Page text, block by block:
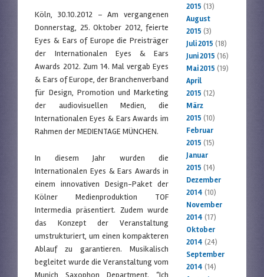
Köln, 30.10.2012 – Am vergangenen
Donnerstag, 25. Oktober 2012, feierte
Eyes & Ears of Europe die Preisträger
der Internationalen Eyes & Ears
Awards 2012. Zum 14. Mal vergab Eyes
& Ears of Europe, der Branchenverband
für Design, Promotion und Marketing
der audiovisuellen Medien, die
Internationalen Eyes & Ears Awards im
Rahmen der MEDIENTAGE MÜNCHEN.
In diesem Jahr wurden die
Internationalen Eyes & Ears Awards in
einem innovativen Design-Paket der
Kölner Medienproduktion TOF
Intermedia präsentiert. Zudem wurde
das Konzept der Veranstaltung
umstrukturiert, um einen kompakteren
Ablauf zu garantieren. Musikalisch
begleitet wurde die Veranstaltung vom
2015 (13)
August
2015 (3)
Juli 2015 (18)
Juni 2015 (16)
Mai 2015 (19)
April
2015 (12)
März
2015 (10)
Februar
2015 (15)
Januar
2015 (14)
Dezember
2014 (10)
November
2014 (17)
Oktober
2014 (24)
September
2014 (14)